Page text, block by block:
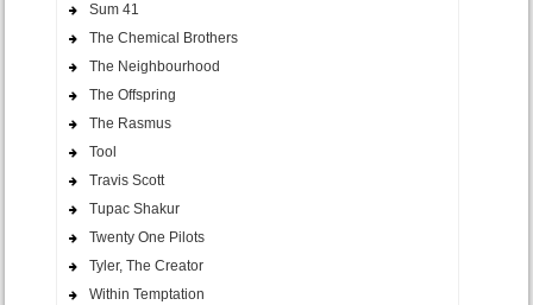
Sum 41
The Chemical Brothers
The Neighbourhood
The Offspring
The Rasmus
Tool
Travis Scott
Tupac Shakur
Twenty One Pilots
Tyler, The Creator
Within Temptation